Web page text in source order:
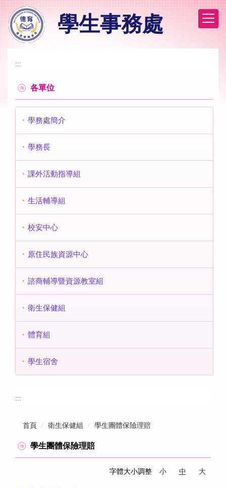
到
主
學生事務處
:::
各單位
學務處簡介
學務長
課外活動指導組
生活輔導組
校安中心
原住民族資源中心
諮商輔導暨資源教室組
衛生保健組
體育組
學生宿舍
:::
首頁 衛生保健組 學生團體保險理賠
學生團體保險理賠
字體大小調整 小 中 大